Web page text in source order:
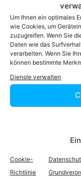
Um Ihnen ein optimales
wie Cookies, um
zuzugreifen. Wenn Sie
Daten wie das
verarbeiten. Wenn Sie
können bestimmte
Dienste verwalten
Cookie-
Richtlinie
LinkedIn
Jetzt
Auf RechtEasy